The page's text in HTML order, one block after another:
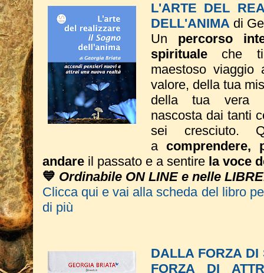
L'ARTE DEL
DELL'ANIMA di
Un percorso
spirituale che ti
maestoso viaggio
valore, della tua
della tua vera
nascosta dai tanti
sei cresciuto.
acomprendere,
andare il passato e a sentire la voce
💙 Ordinabile ON LINE e nelle
Clicca qui e vai alla scheda del libro
di più
DALLA FORZA
FORZA DI